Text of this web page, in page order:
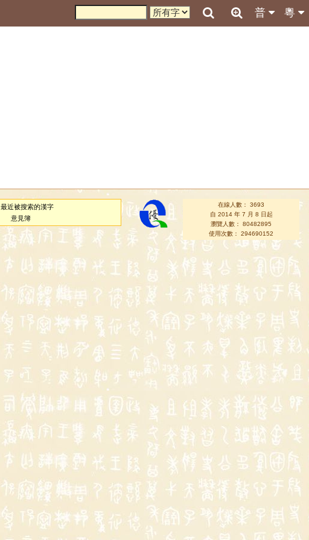
粵
普
最近被搜索的漢字
意見簿
在線人數： 3693
自 2014 年 7 月 8 日起
瀏覽人數： 80482895
使用次數： 294690152